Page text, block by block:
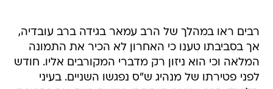
רבים ראו במהלך של הרב עמאר בגידה ברב עובדיה,
אך בסביבתו טענו כי האחרון לא הכיר את התמונה
המלאה וכי הוא ניזון רק מדברי המקורבים אליו. חודש
לפני פטירתו של מנהיג ש"ס נפגשו השניים. בעיני